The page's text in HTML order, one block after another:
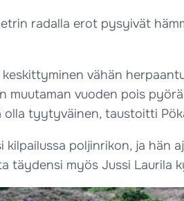
radalla erot pysyivät
keskittyminen vähän
muutaman vuoden pois
olla tyytyväinen, taustoitti
kilpailussa poljinrikon, ja hän
täydensi myös Jussi Laurila